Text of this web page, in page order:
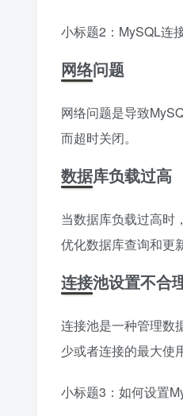
小标题2：MySQL连
网络问题
网络问题是导致
而超时关闭。
数据库负载过高
当数据库负载过高时
优化数据库查询和更
连接池设置不合
连接池是一种管理数
少或者连接的最大使
小标题3：如何设置